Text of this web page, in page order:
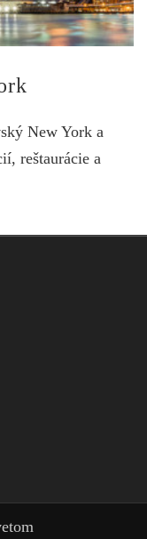
New York a
reštaurácie a